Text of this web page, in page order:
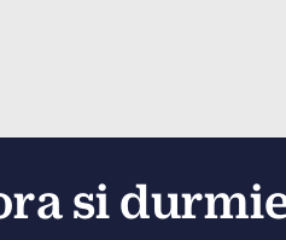
si